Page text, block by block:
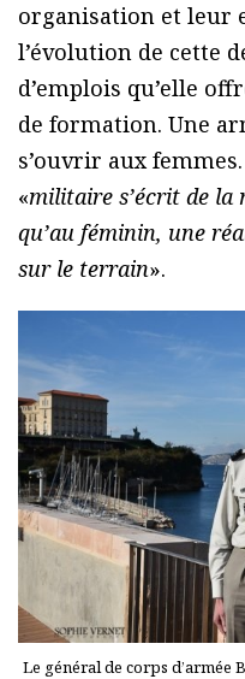
organisation et leur
l’évolution de cette
d’emplois qu’elle
de formation. Une
s’ouvrir aux
«militaire s’écrit de la
qu’au féminin, une
sur le terrain».
Le général de corps d’armée